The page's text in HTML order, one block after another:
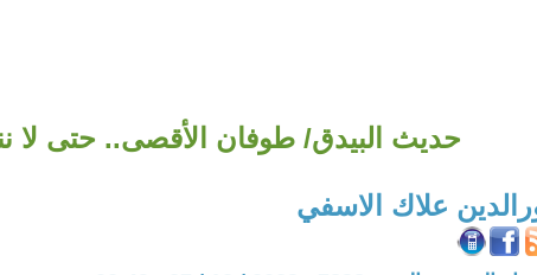
حديث البيدق/ طوفان الأقصى.. حتى لا
علاك الاسفي